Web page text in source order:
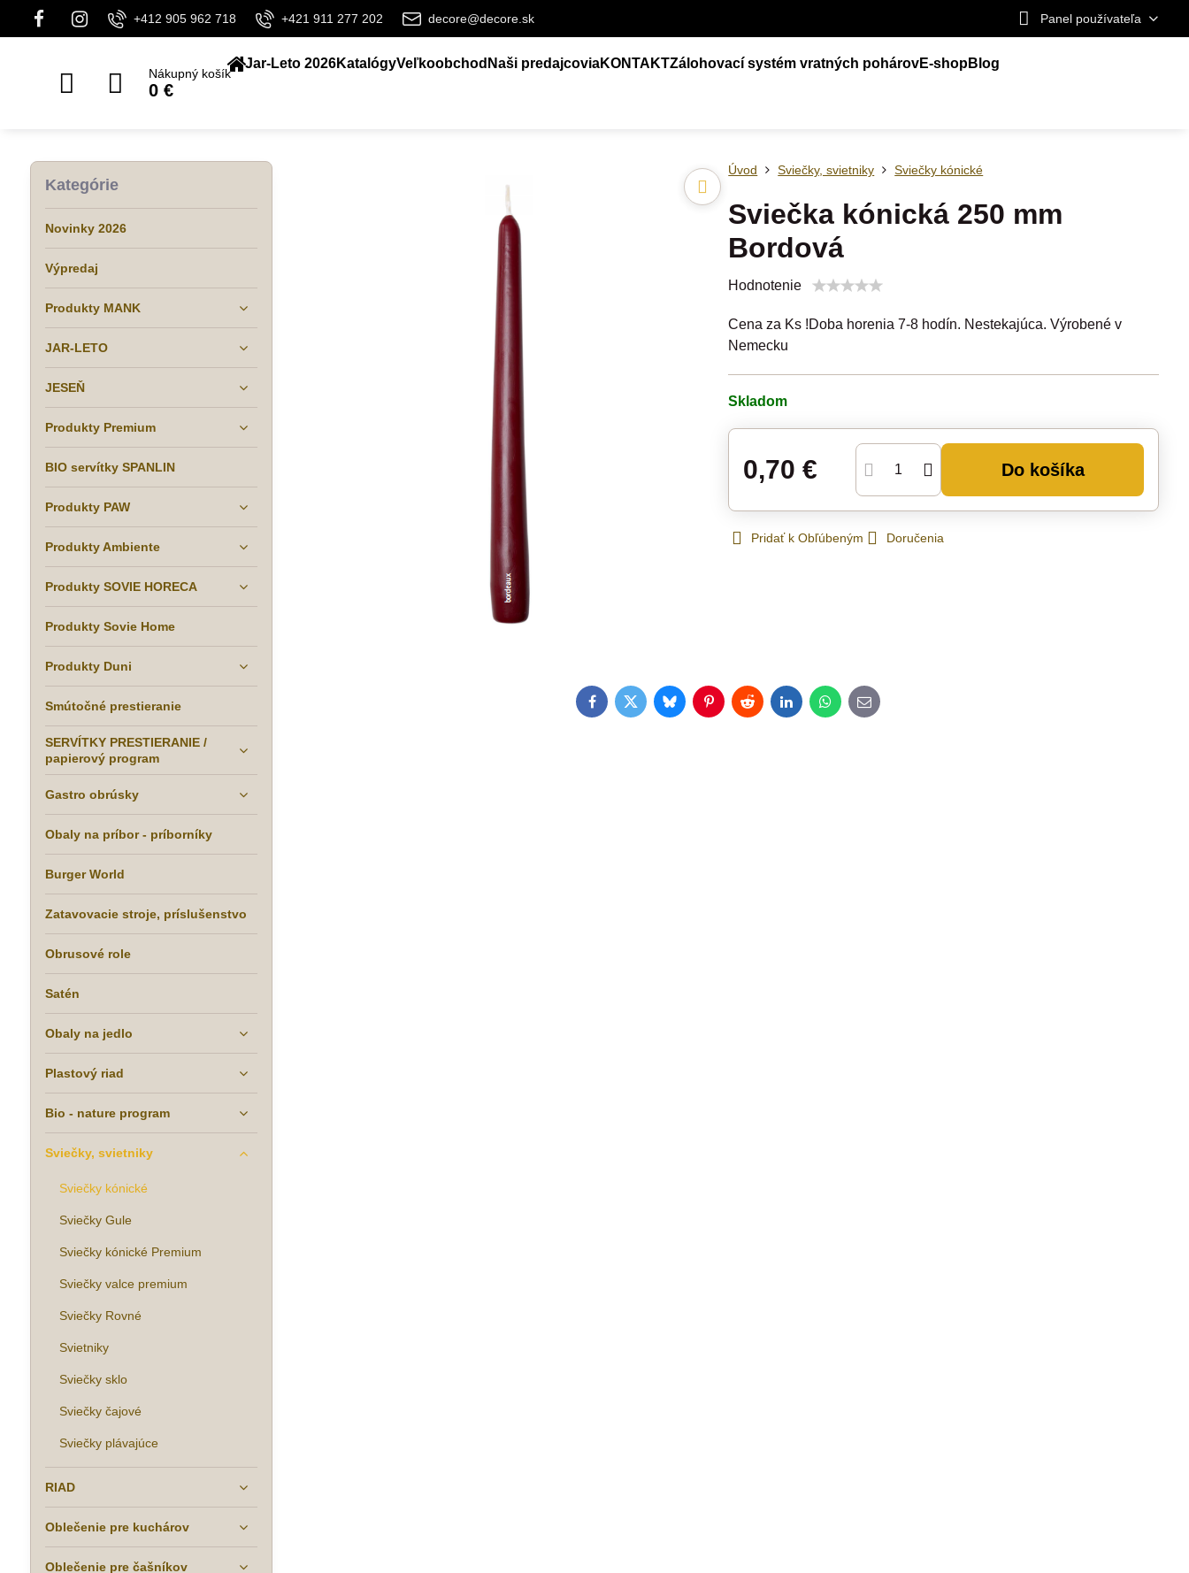
+412 905 962 718 +421 911 277 202 decore@decore.sk Panel používateľa
Nákupný košík
0 €
Jar-Leto 2026KatalógyVeľkoobchod Naši predajcoviaKONTAKTZálohovací systém vratných pohárovE-shopBlog
Úvod Sviečky, svietniky Sviečky kónické
Sviečka kónická 250 mm
Bordová
Hodnotenie
Cena za Ks !Doba horenia 7-8 hodín. Nestekajúca. Výrobené v
Nemecku
Skladom
0,70 € Do košíka
Pridať k Obľúbeným Doručenia
FacebookTwitterBlueskyPinterestRedditLinkedInWhatsApp
E-
mail
Kategórie
Novinky 2026
Výpredaj
Produkty MANK
JAR-LETO
JESEŇ
Produkty Premium
BIO servítky SPANLIN
Produkty PAW
Produkty Ambiente
Produkty SOVIE HORECA
Produkty Sovie Home
Produkty Duni
Smútočné prestieranie
SERVÍTKY PRESTIERANIE /
papierový program
Gastro obrúsky
Obaly na príbor - príborníky
Burger World
Zatavovacie stroje, príslušenstvo
Obrusové role
Satén
Obaly na jedlo
Plastový riad
Bio - nature program
Sviečky, svietniky
Sviečky kónické
Sviečky Gule
Sviečky kónické Premium
Sviečky valce premium
Sviečky Rovné
Svietniky
Sviečky sklo
Sviečky čajové
Sviečky plávajúce
RIAD
Oblečenie pre kuchárov
Oblečenie pre čašníkov